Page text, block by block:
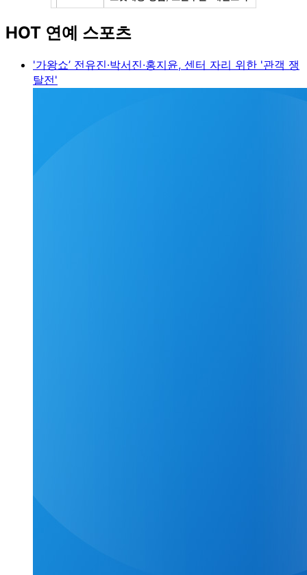
HOT 연예 스포츠
'가왕쇼’ 전유진·박서진·홍지윤, 센터 자리 위한 '관객 쟁
탈전'